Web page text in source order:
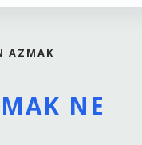
AZMAK
NE